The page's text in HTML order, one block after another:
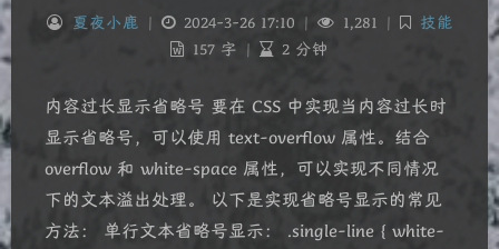
夏夜小鹿 | 2024-3-26 17:10 | 1,281 |
技能
157 字 | 2 分钟
内容过长显示省略号 要在 CSS 中实现当内容过长时
显示省略号，可以使用 text-overflow 属性。结合
overflow 和 white-space 属性，可以实现不同情况
下的文本溢出处理。 以下是实现省略号显示的常见
方法： 单行文本省略号显示： .single-line { white-